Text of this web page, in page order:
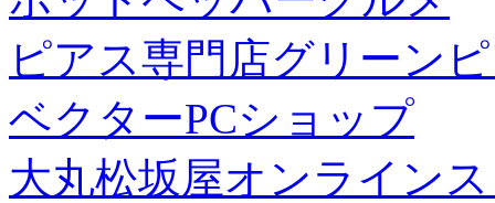
ピアス専門店グリーン
ベクターPCショップ
大丸松坂屋オンライン